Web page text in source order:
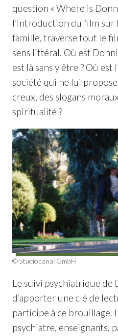
question « Where is
l’introduction du film sur
famille, traverse tout le
sens littéral. Où est
est là sans y être ? Où est
société qui ne lui
creux, des slogans
spiritualité ?
© Studiocanal GmbH
Le suivi psychiatrique de
d’apporter une clé de
participe à ce brouillage.
psychiatre, enseignants,